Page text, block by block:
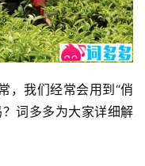
，我们经常会用到“俏
词多多为大家详细解